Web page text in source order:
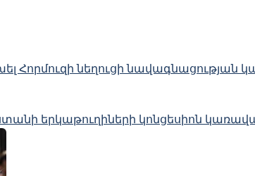
Հորմուզի նեղուցի նավագնացության
երկաթուղիների կոնցեսիոն